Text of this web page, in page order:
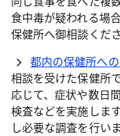
食中毒が疑われる場
保健所へ御相談くださ
都内の保健所へ
相談を受けた保健所
応じて、症状や数日
検査などを実施しま
し必要な調査を行いま